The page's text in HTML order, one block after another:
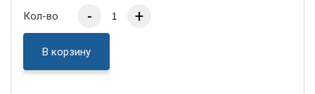
Кол-во - +
В корзину